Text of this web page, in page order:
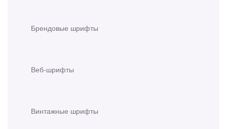
Брендовые шрифты
Веб-шрифты
Винтажные шрифты